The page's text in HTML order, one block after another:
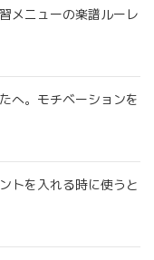
メニューの楽譜ルーレ
へ。モチベーションを
トを入れる時に使うと